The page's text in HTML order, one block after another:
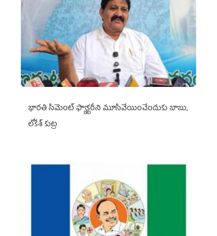
భారతి సిమెంట్ ఫ్యాక్టరీని మూసివేయించేందుకు బాబు,
లోకేశ్ కుట్ర